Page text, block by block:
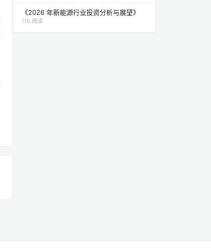
《2026 年新能源行业投资分析与展望》
116 阅读